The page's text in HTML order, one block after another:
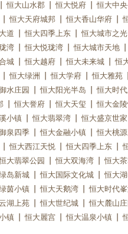
恒大山水郡 恒大悦府 恒大中
恒大天府城邦 恒大香山华府
道 恒大四季上东 恒大城市之光
湾 恒大悦珑湾 恒大城市天地
城 恒大越府 恒大未来城 恒
恒大绿洲 恒大学府 恒大雅苑
水庄园 恒大阳光半岛 恒大时
恒大誉府 恒大天玺 恒大金
小镇 恒大翡翠湾 恒大盛京世家
泉四季 恒大金融小镇 恒大桃
恒大西江天悦 恒大四季上东
大翡翠公园 恒大双海湾 恒大
岛新城 恒大国际文化城 恒大
茵小镇 恒大天鹅湾 恒大时代
湖上苑 恒大世纪城 恒大麓山庄
镇 恒大麗宫 恒大温泉小镇